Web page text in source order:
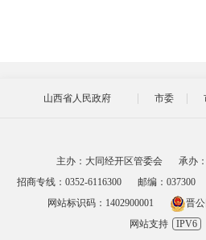
山西省人民政府 市委
主办：大同经开区管委会
承办
招商专线：0352-6116300
邮编：037300
网站标识码：1402900001
晋公
网站支持
IPV6